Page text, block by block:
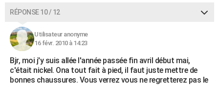
RÉPONSE 10 / 12
Utilisateur anonyme
16 févr. 2010 à 14:23
Bjr, moi j'y suis allée l'année passée fin avril début mai,
c'était nickel. Ona tout fait à pied, il faut juste mettre de
bonnes chaussures. Vous verrez vous ne regretterez pas le